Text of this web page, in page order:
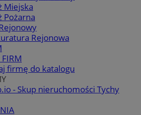
Miejska
Pożarna
Rejonowa
FIRM
firmę do katalogu
- Skup nieruchomości Tychy